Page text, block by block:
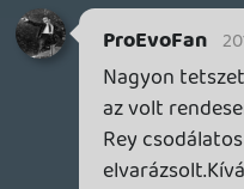
lázadók pedig újfent
főrossz pedig megjavul
meghal.
The End
Meglepődnék ha így